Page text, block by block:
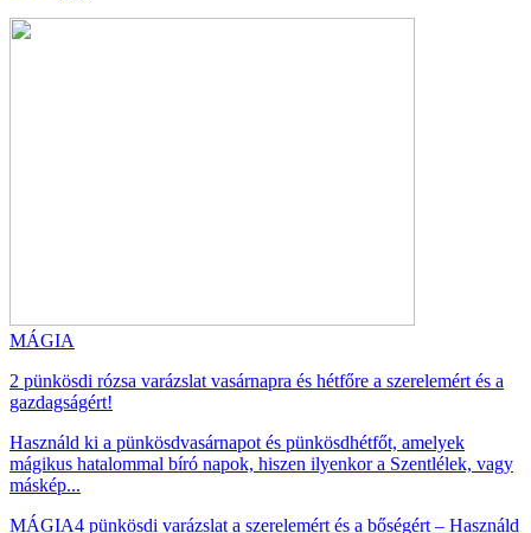
MÁGIA
2 pünkösdi rózsa varázslat vasárnapra és hétfőre a szerelemért és a
gazdagságért!
Használd ki a pünkösdvasárnapot és pünkösdhétfőt, amelyek
mágikus hatalommal bíró napok, hiszen ilyenkor a Szentlélek, vagy
máskép...
MÁGIA4 pünkösdi varázslat a szerelemért és a bőségért – Használd